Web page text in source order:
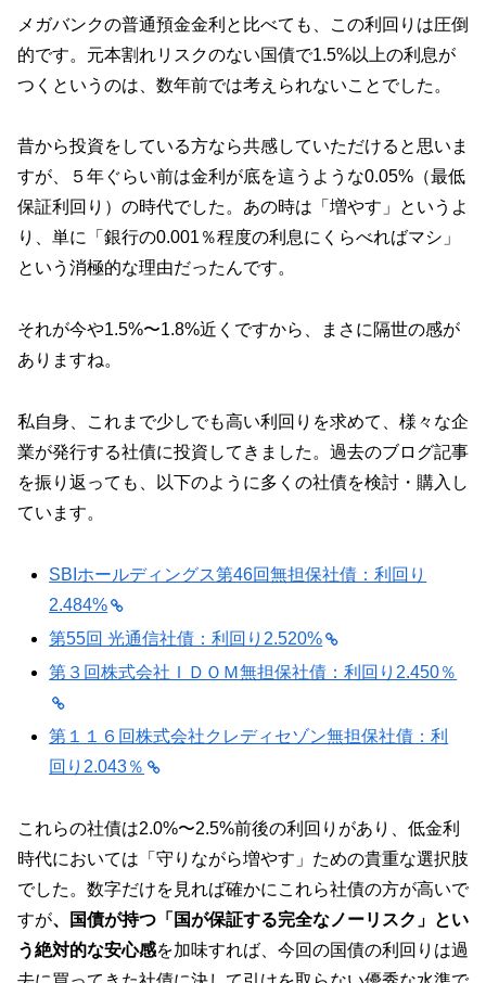
メガバンクの普通預金金利と比べても、この利回りは圧倒
的です。元本割れリスクのない国債で1.5%以上の利息が
つくというのは、数年前では考えられないことでした。
昔から投資をしている方なら共感していただけると思いま
すが、５年ぐらい前は金利が底を這うような0.05%（最低
保証利回り）の時代でした。あの時は「増やす」というよ
り、単に「銀行の0.001％程度の利息にくらべればマシ」
という消極的な理由だったんです。
それが今や1.5%〜1.8%近くですから、まさに隔世の感が
ありますね。
私自身、これまで少しでも高い利回りを求めて、様々な企
業が発行する社債に投資してきました。過去のブログ記事
を振り返っても、以下のように多くの社債を検討・購入し
ています。
SBIホールディングス第46回無担保社債：利回り
2.484%
第55回 光通信社債：利回り2.520%
第３回株式会社ＩＤＯＭ無担保社債：利回り2.450％
第１１６回株式会社クレディセゾン無担保社債：利
回り2.043％
これらの社債は2.0%〜2.5%前後の利回りがあり、低金利
時代においては「守りながら増やす」ための貴重な選択肢
でした。数字だけを見れば確かにこれら社債の方が高いで
すが、国債が持つ「国が保証する完全なノーリスク」とい
う絶対的な安心感を加味すれば、今回の国債の利回りは過